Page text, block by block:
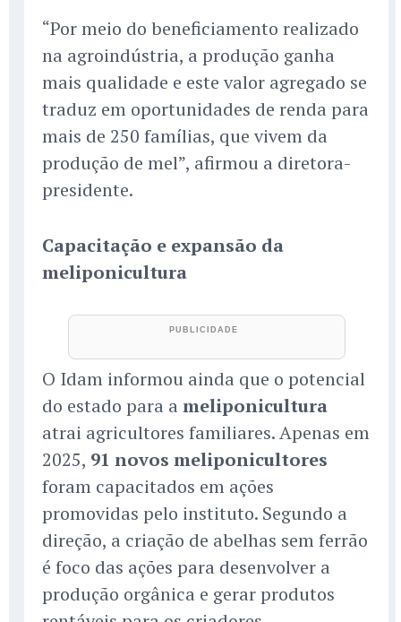
“Por meio do beneficiamento realizado
na agroindústria, a produção ganha
mais qualidade e este valor agregado se
traduz em oportunidades de renda para
mais de 250 famílias, que vivem da
produção de mel”, afirmou a diretora-
presidente.
Capacitação e expansão da
meliponicultura
O Idam informou ainda que o potencial
do estado para a meliponicultura
atrai agricultores familiares. Apenas em
2025, 91 novos meliponicultores
foram capacitados em ações
promovidas pelo instituto. Segundo a
direção, a criação de abelhas sem ferrão
é foco das ações para desenvolver a
produção orgânica e gerar produtos